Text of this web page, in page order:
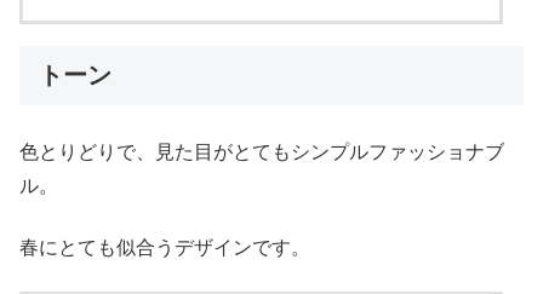
トーン
色とりどりで、見た目がとてもシンプルファッショナブ
ル。
春にとても似合うデザインです。